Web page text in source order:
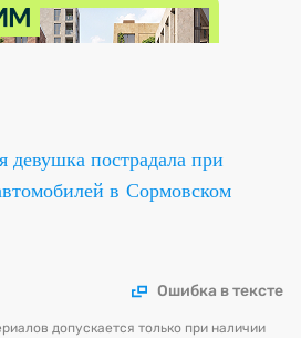
девушка пострадала при
в Сормовском
Ошибка в тексте
допускается только при наличии